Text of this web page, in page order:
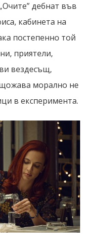
дебнат във
кабинета на
постепенно той
приятели,
вездесъщ,
морално не
в експеримента.